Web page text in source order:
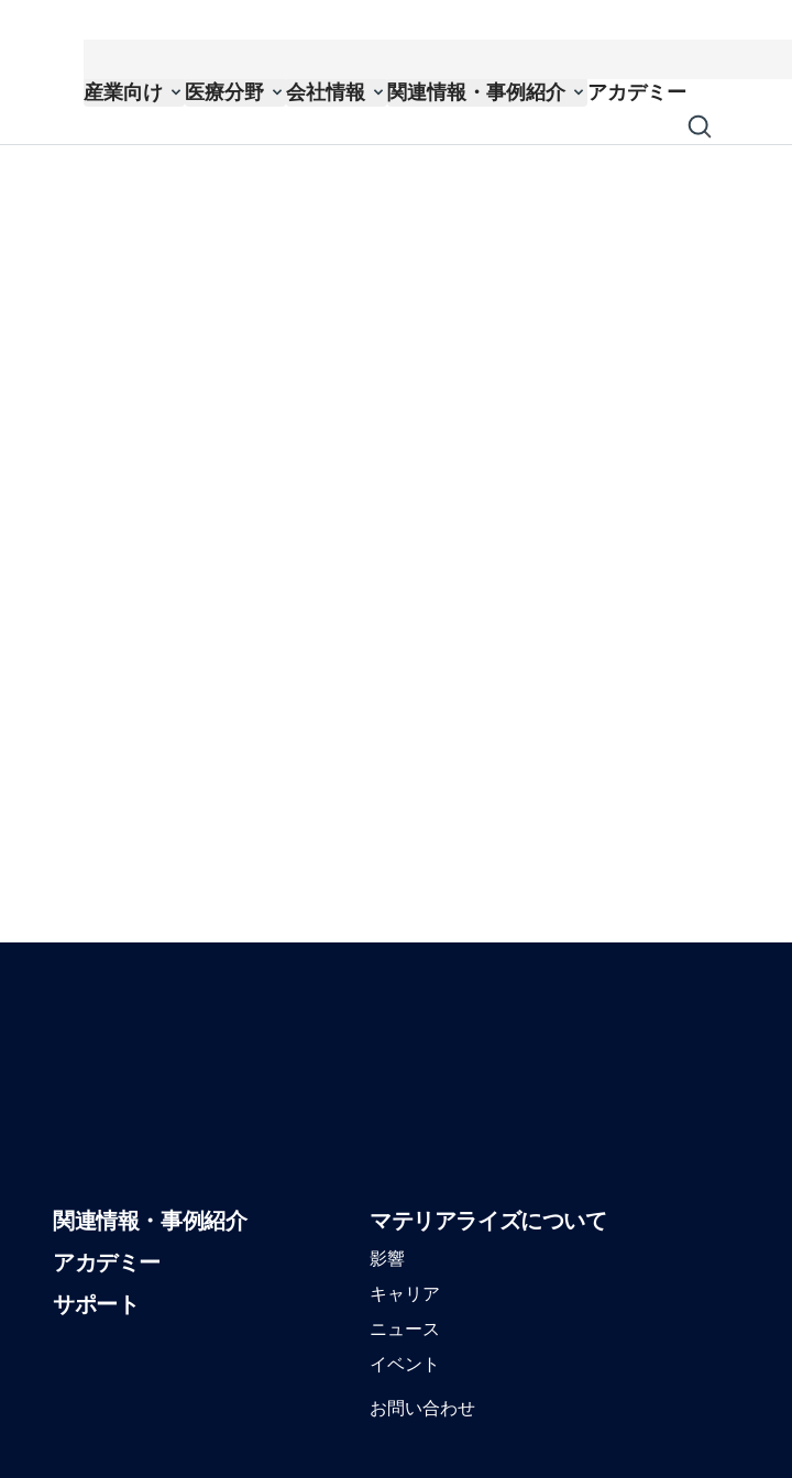
産業向け 医療分野 会社情報 関連情報・事例紹介 アカデミー
関連情報・事例紹介
アカデミー
サポート
マテリアライズについて
影響
キャリア
ニュース
イベント
お問い合わせ